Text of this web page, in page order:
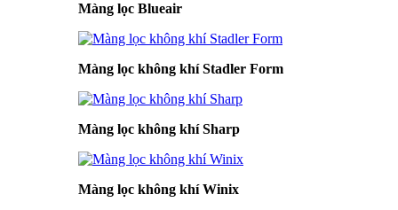
Màng lọc Blueair
Màng lọc không khí Stadler Form
Màng lọc không khí Sharp
Màng lọc không khí Winix